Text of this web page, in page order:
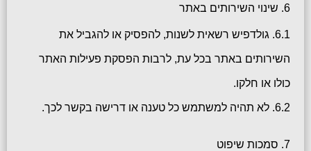
6. שינוי השירותים באתר
6.1. גולדפיש רשאית לשנות, להפסיק או להגביל את
השירותים באתר בכל עת, לרבות הפסקת פעילות האתר
כולו או חלקו.
6.2. לא תהיה למשתמש כל טענה או דרישה בקשר לכך.
7. סמכות שיפוט